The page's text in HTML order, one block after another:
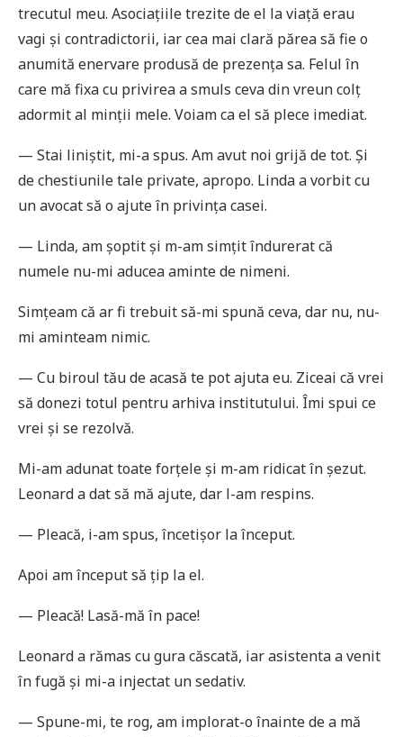
trecutul meu. Asociațiile trezite de el la viață erau
vagi și contradictorii, iar cea mai clară părea să fie o
anumită enervare produsă de prezența sa. Felul în
care mă fixa cu privirea a smuls ceva din vreun colț
adormit al minții mele. Voiam ca el să plece imediat.
— Stai liniștit, mi-a spus. Am avut noi grijă de tot. Și
de chestiunile tale private, apropo. Linda a vorbit cu
un avocat să o ajute în privința casei.
— Linda, am șoptit și m-am simțit îndurerat că
numele nu-mi aducea aminte de nimeni.
Simțeam că ar fi trebuit să-mi spună ceva, dar nu, nu-
mi aminteam nimic.
— Cu biroul tău de acasă te pot ajuta eu. Ziceai că vrei
să donezi totul pentru arhiva institutului. Îmi spui ce
vrei și se rezolvă.
Mi-am adunat toate forțele și m-am ridicat în șezut.
Leonard a dat să mă ajute, dar l-am respins.
— Pleacă, i-am spus, încetișor la început.
Apoi am început să țip la el.
— Pleacă! Lasă-mă în pace!
Leonard a rămas cu gura căscată, iar asistenta a venit
în fugă și mi-a injectat un sedativ.
— Spune-mi, te rog, am implorat-o înainte de a mă